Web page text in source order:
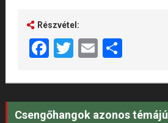
Részvétel:
Facebook
Twitter
EmailShare
Csengőhangok azonos témájú